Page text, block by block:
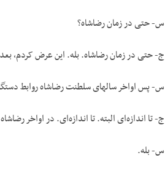
س- حتی در زمان رضاشاه؟
ج- حتی در زمان رضاشاه. بله. این عرض کردم،
س- پس اواخر سال‎های سلطنت رضاشاه روابط دستگاه سلطنت با دستگاه مذهبی حسنه بود.
ج- تا اندازه‌ای البته. تا اندازه‌ای. در اواخر
س- بله.